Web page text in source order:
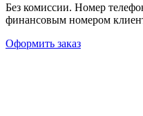
Без комиссии. Номер
финансовым номером
Оформить заказ